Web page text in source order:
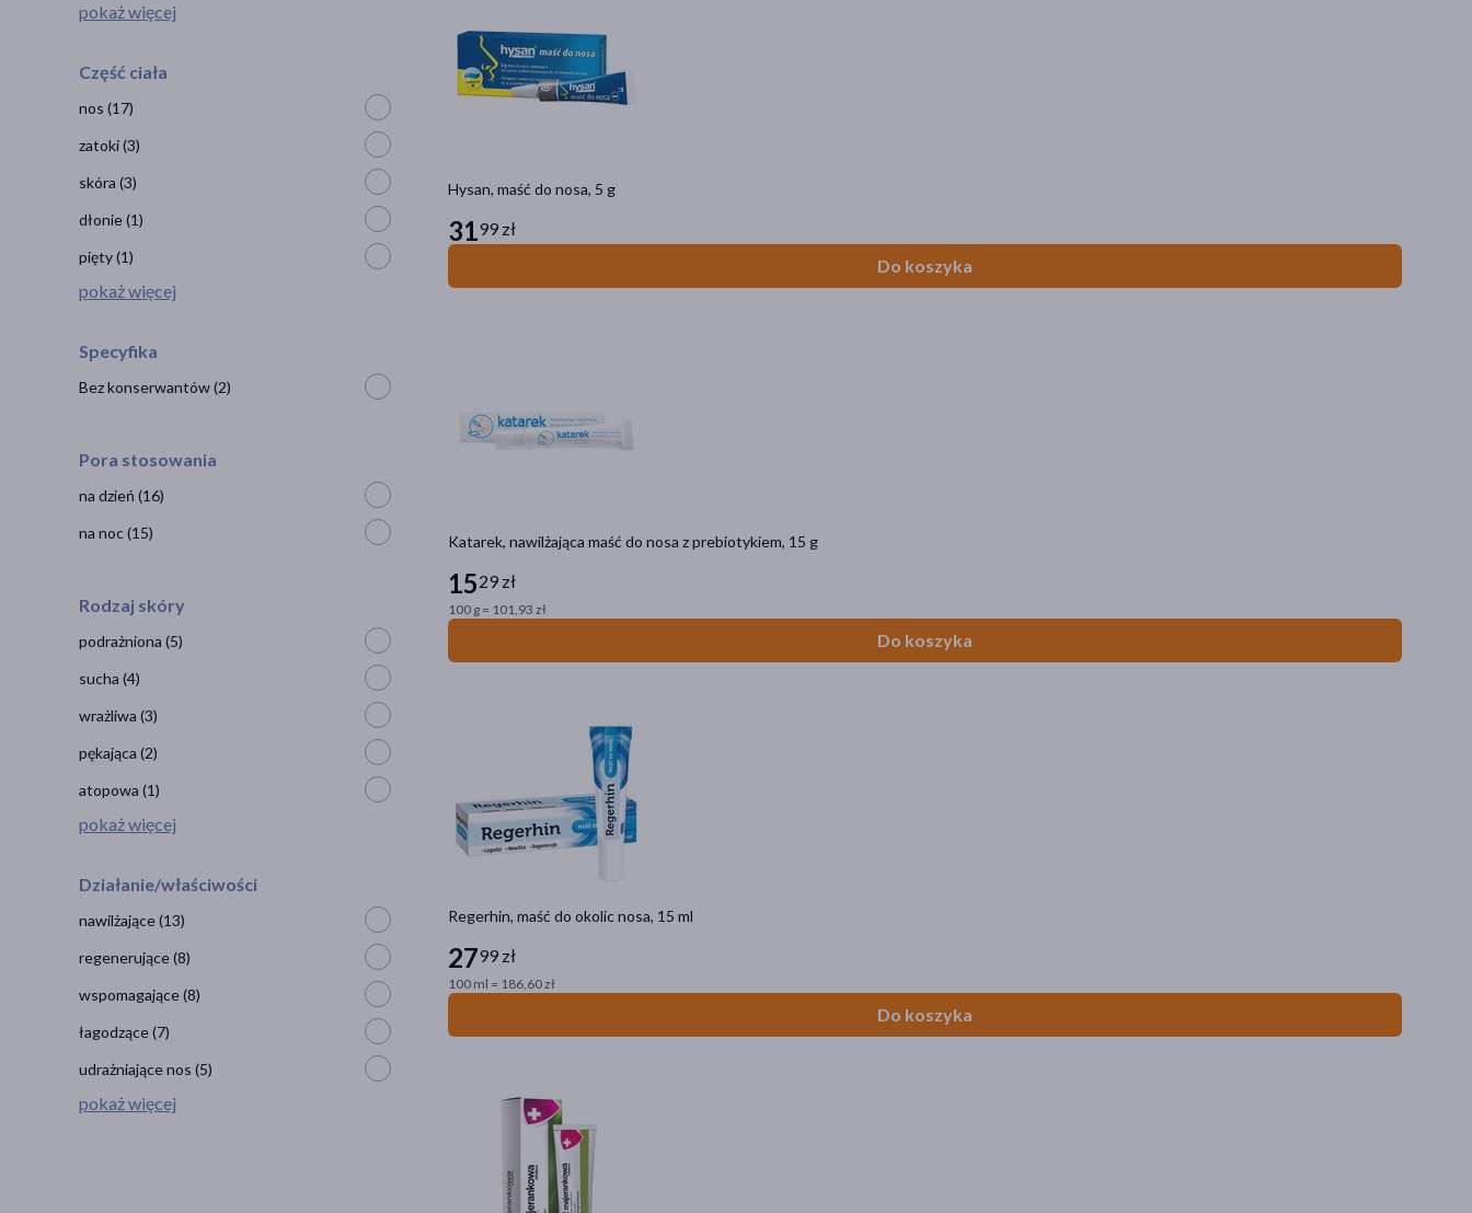
Hysan, maść do nosa, 5 g
3199 zł
Do koszyka
Katarek, nawilżająca maść do nosa z prebiotykiem, 15 g
1529 zł
100 g = 101,93 zł
Do koszyka
Regerhin, maść do okolic nosa, 15 ml
2799 zł
100 ml = 186,60 zł
Do koszyka
pokaż więcej
Część ciała
nos (17)
zatoki(3)
skóra (3)
dłonie(1)
pięty(1)
pokaż więcej
Specyfika
Bez konserwantów(2)
Pora stosowania
na dzień (16)
na noc(15)
Rodzaj skóry
podrażniona (5)
sucha (4)
wrażliwa (3)
pękająca (2)
atopowa (1)
pokaż więcej
Działanie/właściwości
nawilżające(13)
regenerujące(8)
wspomagające(8)
łagodzące(7)
udrażniające nos (5)
pokaż więcej